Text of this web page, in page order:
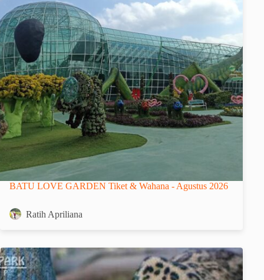
BATU LOVE GARDEN Tiket & Wahana - Agustus 2026
Ratih Apriliana